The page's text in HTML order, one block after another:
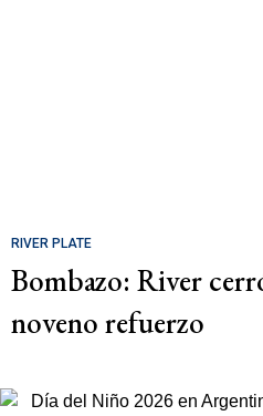
RIVER PLATE
Bombazo: River
noveno refuerzo